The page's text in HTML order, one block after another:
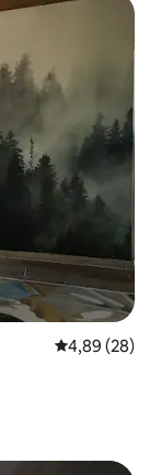
4,89 de uma
4,89 (28)